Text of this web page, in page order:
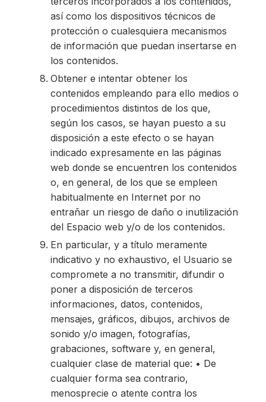
así como los dispositivos técnicos de
protección o cualesquiera mecanismos
de información que puedan insertarse en
los contenidos.
Obtener e intentar obtener los
contenidos empleando para ello medios o
procedimientos distintos de los que,
según los casos, se hayan puesto a su
disposición a este efecto o se hayan
indicado expresamente en las páginas
web donde se encuentren los contenidos
o, en general, de los que se empleen
habitualmente en Internet por no
entrañar un riesgo de daño o inutilización
del Espacio web y/o de los contenidos.
En particular, y a título meramente
indicativo y no exhaustivo, el Usuario se
compromete a no transmitir, difundir o
poner a disposición de terceros
informaciones, datos, contenidos,
mensajes, gráficos, dibujos, archivos de
sonido y/o imagen, fotografías,
grabaciones, software y, en general,
cualquier clase de material que: • De
cualquier forma sea contrario,
menosprecie o atente contra los